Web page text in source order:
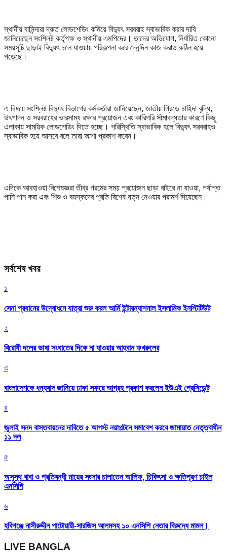
স্থানীয় বাসিন্দারা দ্রুত লোডশেডিং কমিয়ে বিদ্যুৎ সরবরাহ স্বাভাবিক করার দাবি
জানিয়েছেন সংশ্লিষ্ট কর্তৃপক্ষ ও স্থানীয় এমপিদের। তাদের অভিযোগ, নির্ধারিত কোনো
সময়সূচি ছাড়াই বিদ্যুৎ চলে যাওয়ায় পরিকল্পনা করে দৈনন্দিন কাজ করাও কঠিন হয়ে
পড়েছে।
এ বিষয়ে সংশ্লিষ্ট বিদ্যুৎ বিভাগের কর্মকর্তারা জানিয়েছেন, জাতীয় গ্রিডে চাহিদা বৃদ্ধি,
উৎপাদন ও সরবরাহের ভারসাম্য রক্ষার প্রয়োজন এবং কারিগরি সীমাবদ্ধতার কারণে কিছু
এলাকায় সাময়িক লোডশেডিং দিতে হচ্ছে। পরিস্থিতি স্বাভাবিক হলে বিদ্যুৎ সরবরাহও
স্বাভাবিক হয়ে আসবে বলে তারা আশা প্রকাশ করেন।
এদিকে আবহাওয়া বিশেষজ্ঞরা তীব্র গরমের সময় প্রয়োজন ছাড়া বাইরে না যাওয়া, পর্যাপ্ত
পানি পান করা এবং শিশু ও বয়স্কদের প্রতি বিশেষ যত্ন নেওয়ার পরামর্শ দিয়েছেন।
সর্বশেষ খবর
১
সেনা প্রধানের উদ্বোধনে যাত্রা শুরু করল আর্মি ইন্টারন্যাশনাল ইসলামিক ইনস্টিটিউট
২
বিরোধী দলের ভাষা সংঘাতের দিকে না যাওয়ার আহ্বান ফখরুলের
৩
বাংলাদেশকে ধন্যবাদ জানিয়ে ঢাকা সফরে আগ্রহ প্রকাশ করলেন ইউএই প্রেসিডেন্ট
৪
জুলাই সনদ বাস্তবায়নের দাবিতে ৫ আগস্ট নয়াপল্টনে সমাবেশ করবে জামায়াত নেতৃত্বাধীন
১১ দল
৫
অসুস্থ বাবা ও প্রতিবন্ধী মায়ের সংসার চালাতেন আলিফ, চিকিৎসা ও ক্ষতিপূরণ চাইল
এনসিপি
৬
হবিগঞ্জে নাসীরুদ্দীন পাটোয়ারী-সারজিস আলমসহ ১০ এনসিপি নেতার বিরুদ্ধে মামল।
LIVE BANGLA